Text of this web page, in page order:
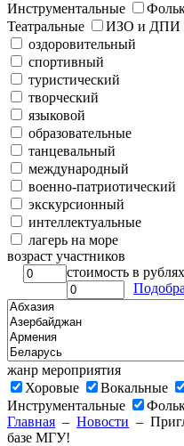
Инструментальные
Театральные
ИЗО и ДПИ
оздоровительный
спортивный
туристический
творческий
языковой
образовательные
танцевальный
международный
военно-патриотический
экскурсионный
интеллектуальные
лагерь на море
возраст участников
стоимость в рублях
жанр мероприятия
Хоровые
Вокальные
Инструментальные
Главная – Новости –
базе МГУ!